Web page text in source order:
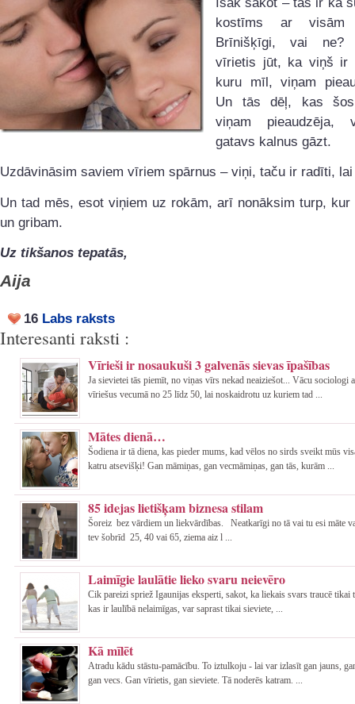
kostīms ar visām
Brīnišķīgi, vai
vīrietis jūt, ka viņš ir
kuru mīl, viņam
Un tās dēļ, kas šos
viņam pieaudzēja,
gatavs kalnus gāzt.
Uzdāvināsim saviem vīriem spārnus – viņi, taču ir radīti,
Un tad mēs, esot viņiem uz rokām, arī nonāksim turp, kur
un gribam.
Uz tikšanos tepatās,
Aija
16 Labs raksts
Interesanti raksti :
Vīrieši ir nosaukuši 3 galvenās sievas īpašības
Ja sievietei tās piemīt, no viņas vīrs nekad neaiziešot... Vācu sociologi
vīriešus vecumā no 25 līdz 50, lai noskaidrotu uz kuriem tad ...
Mātes dienā…
Šodiena ir tā diena, kas pieder mums, kad vēlos no sirds sveikt mūs
katru atsevišķi! Gan māmiņas, gan vecmāmiņas, gan tās, kurām ...
85 idejas lietišķam biznesa stilam
Šoreiz bez vārdiem un liekvārdības. Neatkarīgi no tā vai tu esi māte
tev šobrīd 25, 40 vai 65, ziema aiz l ...
Laimīgie laulātie lieko svaru neievēro
Cik pareizi spriež Igaunijas eksperti, sakot, ka liekais svars traucē tikai
kas ir laulībā nelaimīgas, var saprast tikai sieviete, ...
Kā mīlēt
Atradu kādu stāstu-pamācību. To iztulkoju - lai var izlasīt gan jauns,
gan vecs. Gan vīrietis, gan sieviete. Tā noderēs katram. ...